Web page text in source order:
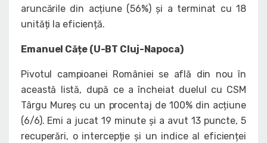
aruncările din acțiune (56%) și a terminat cu 18
unități la eficiență.
Emanuel Cățe (U-BT Cluj-Napoca)
Pivotul campioanei României se află din nou în
această listă, după ce a încheiat duelul cu CSM
Târgu Mureș cu un procentaj de 100% din acțiune
(6/6). Emi a jucat 19 minute și a avut 13 puncte, 5
recuperări, o intercepție și un indice al eficienței